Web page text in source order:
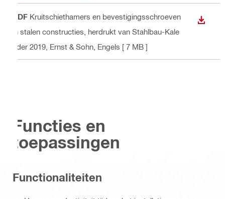
PDF Kruitschiethamers en bevestigingsschroeven
in stalen constructies, herdrukt van Stahlbau-Kale
nder 2019, Ernst & Sohn , Engels [ 7 MB ]
Functies en
toepassingen
Functionaliteiten